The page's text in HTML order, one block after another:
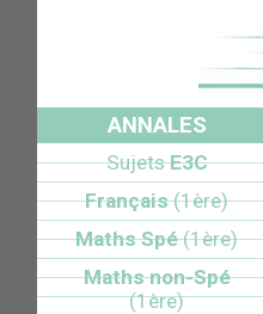
ANNALES
SujetsE3C
Français(1ère)
Maths Spé(1ère)
Maths non-Spé
(1ère)